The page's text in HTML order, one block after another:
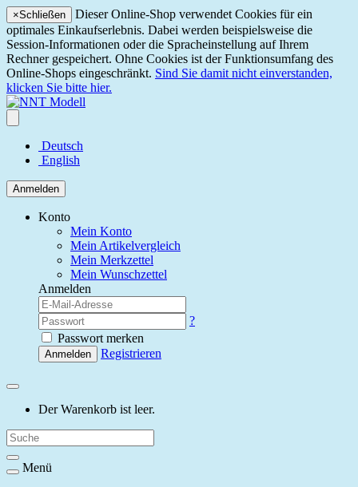
×Schließen
Dieser Online-Shop verwendet Cookies für ein
optimales Einkaufserlebnis. Dabei werden beispielsweise die
Session-Informationen oder die Spracheinstellung auf Ihrem
Rechner gespeichert. Ohne Cookies ist der Funktionsumfang des
Online-Shops eingeschränkt. Sind Sie damit nicht einverstanden,
klicken Sie bitte hier.
Deutsch
English
Anmelden
Konto
Mein Konto
Mein Artikelvergleich
Mein Merkzettel
Mein Wunschzettel
Anmelden
?
Passwort merken
Anmelden Registrieren
Der Warenkorb ist leer.
Menü